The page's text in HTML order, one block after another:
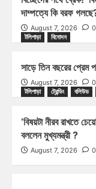
দাম্পত্যে কি বরফ
August 7, 2026
0
টলিপাড়া
বিনোদন
সাড়ে তিন বছরের
August 7, 2026
0
টলিপাড়া
ট্রেন্ডিং বলিউড
‘বিষয়টা নীরব রাখতে
বললেন মুখ্যমন্ত্রী ?
August 7, 2026 0